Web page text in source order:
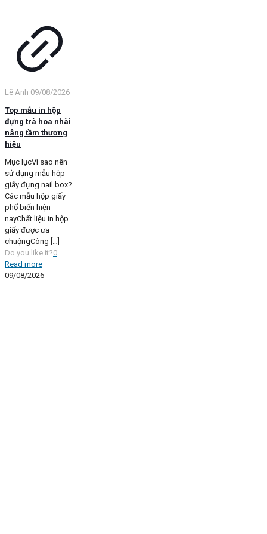
Lê Anh 09/08/2026
Top mẫu in hộp
đựng trà hoa nhài
nâng tầm thương
hiệu
Mục lụcVì sao nên
sử dụng mẫu hộp
giấy đựng nail box?
Các mẫu hộp giấy
phổ biến hiện
nayChất liệu in hộp
giấy được ưa
chuộngCông
Do you like it?0
Read more
09/08/2026